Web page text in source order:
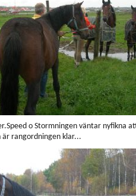
o Stormningen väntar nyfikna
är rangordningen klar...